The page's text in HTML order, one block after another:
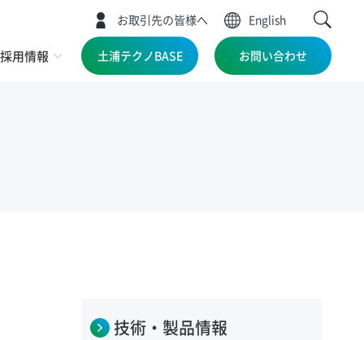
お取引先の皆様へ English
採用情報 土浦テクノBASE お問い合わせ
技術・製品情報